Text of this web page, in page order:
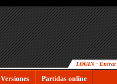
LOGIN - Entrar
Versiones Partidas online